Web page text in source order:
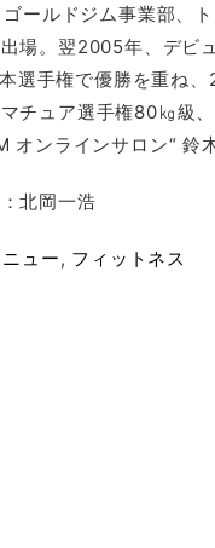
ールドジム事業部、
場。翌2005年、デビ
選手権で優勝を重ね
チュア選手権80㎏級
オンラインサロン“ 鈴
北岡一浩
ュー, フィットネス